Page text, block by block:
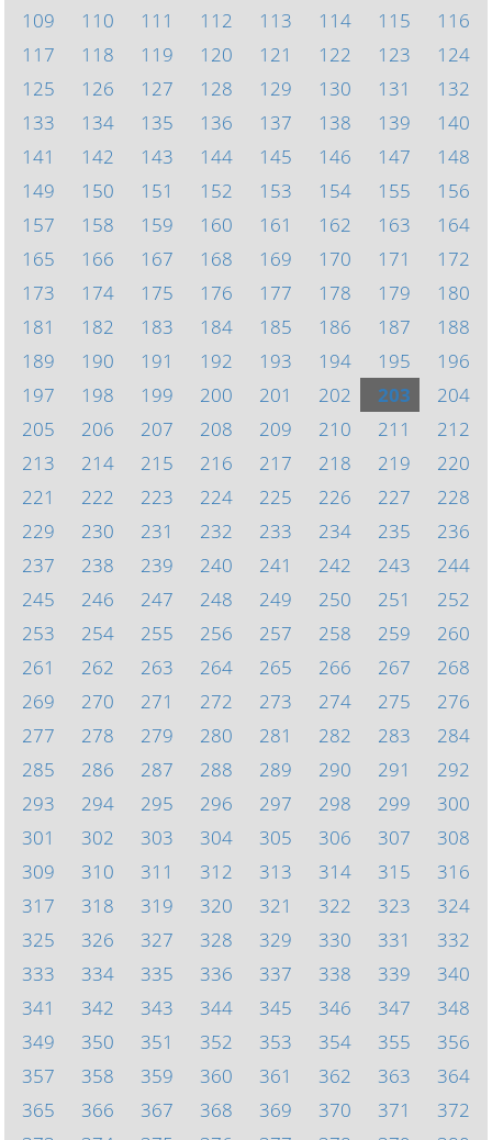
109
110 111 112 113 114 115
116
117
118 119 120 121 122 123
124
125
126 127 128 129 130 131
132
133
134 135 136 137 138 139
140
141
142 143 144 145 146 147
148
149
150 151 152 153 154 155
156
157
158 159 160 161 162 163
164
165
166 167 168 169 170 171
172
173
174 175 176 177 178 179
180
181
182 183 184 185 186 187
188
189
190 191 192 193 194 195
196
197
198 199 200 201 202 203
204
205
206 207 208 209 210 211
212
213
214 215 216 217 218 219
220
221
222 223 224 225 226 227
228
229
230 231 232 233 234 235
236
237
238 239 240 241 242 243
244
245
246 247 248 249 250 251
252
253
254 255 256 257 258 259
260
261
262 263 264 265 266 267
268
269
270 271 272 273 274 275
276
277
278 279 280 281 282 283
284
285
286 287 288 289 290 291
292
293
294 295 296 297 298 299
300
301
302 303 304 305 306 307
308
309
310 311 312 313 314 315
316
317
318 319 320 321 322 323
324
325
326 327 328 329 330 331
332
333
334 335 336 337 338 339
340
341
342 343 344 345 346 347
348
349
350 351 352 353 354 355
356
357
358 359 360 361 362 363
364
365
366 367 368 369 370 371
372